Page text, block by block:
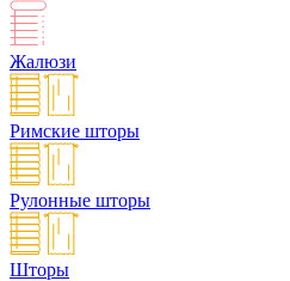
Жалюзи
Римские шторы
Рулонные шторы
Шторы